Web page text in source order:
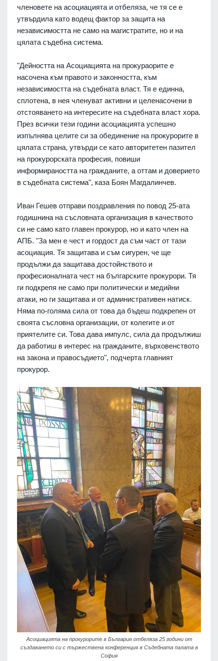
членовете на асоциацията и отбеляза, че тя се е
утвърдила като водещ фактор за защита на
независимостта не само на магистратите, но и на
цялата съдебна система.
"Дейността на Асоциацията на прокураорите е
насочена към правото и законността, към
независимостта на съдебната власт. Тя е единна,
сплотена, в нея членуват активни и целенасочени в
отстояването на интересите на съдебната власт хора.
През всички тези години асоциацията успешно
изпълнява целите си за обединение на прокурорите в
цялата страна, утвърди се като авторитетен пазител
на прокурорската професия, повиши
информираността на гражданите, а оттам и доверието
в съдебната система", каза Боян Магдалинчев.
Иван Гешев отправи поздравления по повод 25-ата
годишнина на съсловната организация в качеството
си не само като главен прокурор, но и като член на
АПБ. "За мен е чест и гордост да съм част от тази
асоциация. Тя защитава и съм сигурен, че ще
продължи да защитава достойнството и
професионалната чест на българските прокурори. Тя
ги подкрепя не само при политически и медийни
атаки, но ги защитава и от административен натиск.
Няма по-голяма сила от това да бъдеш подкрепен от
своята съсловна организации, от колегите и от
приятелите си. Това дава импулс, сила да продължиш
да работиш в интерес на гражданите, върховенството
на закона и правосъдието", подчерта главният
прокурор.
Асоциацията на прокурорите в България отбеляза 25 години от
създаването си с тържествена конференция в Съдебната палата в
София